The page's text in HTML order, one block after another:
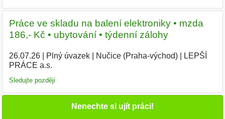
Práce ve skladu na balení elektroniky • mzda
186,- Kč • ubytování • týdenní zálohy
26.07.26| Plný úvazek| Nučice (Praha-východ)|
LEPŠÍ
PRÁCE a.s.
Sledujte později
Nenechte si ujít práci!